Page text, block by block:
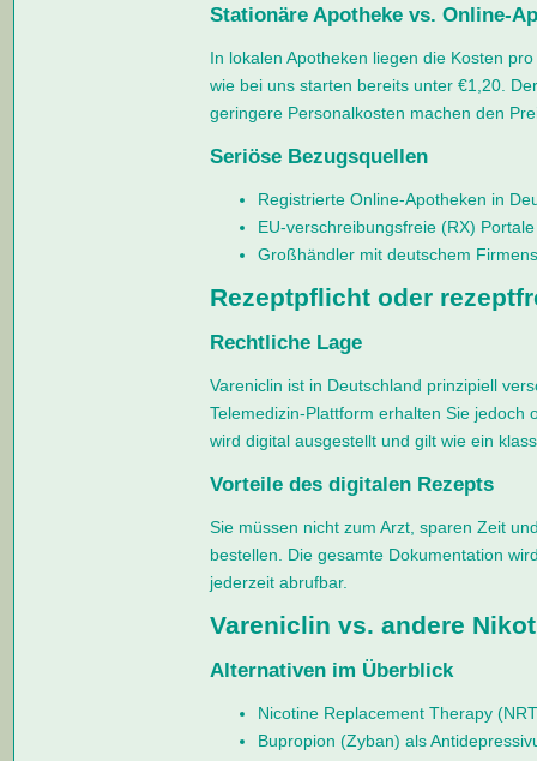
Stationäre Apotheke vs. Online-
In lokalen Apotheken liegen die Kosten
wie bei uns starten bereits unter €1,20.
geringere Personalkosten machen den
Seriöse Bezugsquellen
Registrierte Online-Apotheken in
EU-verschreibungsfreie (RX)
Großhändler mit deutschem
Rezeptpflicht oder
Rechtliche Lage
Vareniclin ist in Deutschland prinzipiell
Telemedizin-Plattform erhalten Sie jedoch
wird digital ausgestellt und gilt wie ein
Vorteile des digitalen Rezepts
Sie müssen nicht zum Arzt, sparen Zeit
bestellen. Die gesamte Dokumentation
jederzeit abrufbar.
Vareniclin vs. andere
Alternativen im Überblick
Nicotine Replacement Therapy
Bupropion (Zyban) als